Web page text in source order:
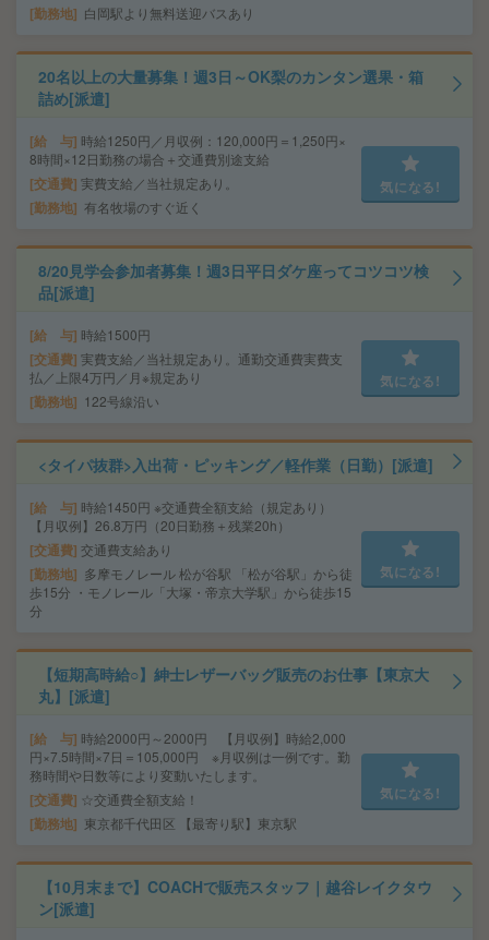
勤務地 白岡駅より無料送迎バスあり
20名以上の大量募集！週3日～OK梨のカンタン選果・箱
詰め[派遣]
給 与 時給1250円／月収例：120,000円＝1,250円×
8時間×12日勤務の場合＋交通費別途支給
交通費 実費支給／当社規定あり。
勤務地 有名牧場のすぐ近く
気になる!
8/20見学会参加者募集！週3日平日ダケ座ってコツコツ検
品[派遣]
給 与 時給1500円
交通費 実費支給／当社規定あり。通勤交通費実費支
払／上限4万円／月※規定あり
勤務地 122号線沿い
気になる!
<タイパ抜群>入出荷・ピッキング／軽作業（日勤）[派遣]
給 与 時給1450円 ※交通費全額支給（規定あり）
【月収例】26.8万円（20日勤務＋残業20h）
交通費 交通費支給あり
勤務地
多摩モノレール 松が谷駅 「松が谷駅」から徒
歩15分 ・モノレール「大塚・帝京大学駅」から徒歩15
分
気になる!
【短期高時給○】紳士レザーバッグ販売のお仕事【東京大
丸】[派遣]
給 与 時給2000円～2000円 【月収例】時給2,000
円×7.5時間×7日＝105,000円 ※月収例は一例です。勤
務時間や日数等により変動いたします。
交通費 ☆交通費全額支給！
勤務地 東京都千代田区 【最寄り駅】東京駅
気になる!
【10月末まで】COACHで販売スタッフ｜越谷レイクタウ
ン[派遣]